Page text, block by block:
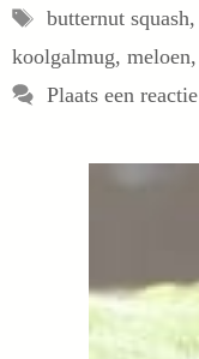
Tags
butternut squash,
koolgalmug, meloen,
Plaats een reactie